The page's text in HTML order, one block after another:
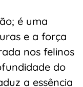
é uma
e a força
nos felinos
do
a essência